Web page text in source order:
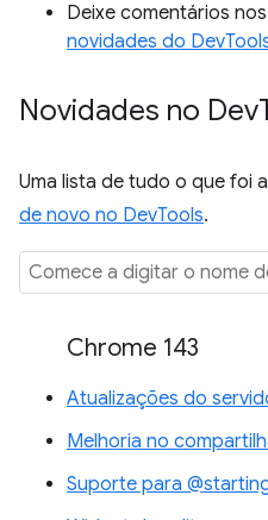
Deixe comentários nos
novidades do
Novidades no Dev
Uma lista de tudo o que foi
de novo no DevTools.
Chrome 143
Atualizações do
Melhoria no
Suporte para